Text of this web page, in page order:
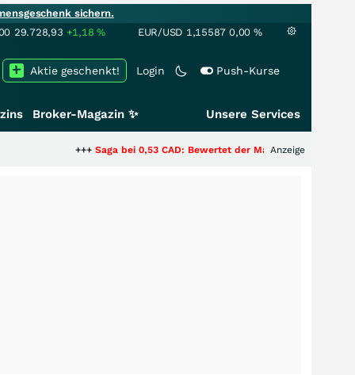
sichern.
29.728,93 +1,18% EUR/USD 1,15587 0,00 %
Login Push-Kurse
Aktie geschenkt!
Broker-Magazin ✨ Unsere Services
Saga bei 0,53 CAD: Bewertet der Markt noch immer nur die
Anzeige